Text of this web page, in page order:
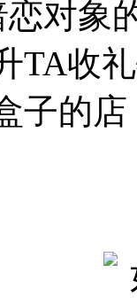
对象
TA收
子的